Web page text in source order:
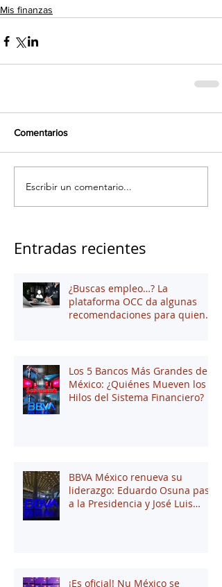
Mis finanzas
Comentarios
Escribir un comentario...
Entradas recientes
¿Buscas empleo…? La
plataforma OCC da algunas
recomendaciones para quienes
Los 5 Bancos Más Grandes de
México: ¿Quiénes Mueven los
Hilos del Sistema Financiero?
BBVA México renueva su
liderazgo: Eduardo Osuna pasa
a la Presidencia y José Luis
¡Es oficial! Nu México se